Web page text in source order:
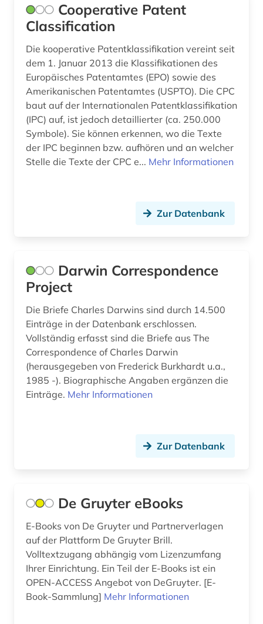
werkstoff (1)
wirtschaftswissenschaften (4)
wissenschaftliche einrichtung (1)
wissenschaftsentwicklung (1)
wissenschaftsgeschichte (3)
wissenschaftspublizistik (1)
zeitschriftenaufsatz (2)
zitatenanalyse (1)
ökologie (1)
önormen (1)
österreich (1)
österreichische normen (1)
Cooperative Patent
Classification
Die kooperative Patentklassifikation vereint seit
dem 1. Januar 2013 die Klassifikationen des
Europäisches Patentamtes (EPO) sowie des
Amerikanischen Patentamtes (USPTO). Die CPC
baut auf der Internationalen Patentklassifikation
(IPC) auf, ist jedoch detaillierter (ca. 250.000
Symbole). Sie können erkennen, wo die Texte
der IPC beginnen bzw. aufhören und an welcher
Stelle die Texte der CPC e... Mehr Informationen
Zur Datenbank
Darwin Correspondence
Project
Die Briefe Charles Darwins sind durch 14.500
Einträge in der Datenbank erschlossen.
Vollständig erfasst sind die Briefe aus The
Correspondence of Charles Darwin
(herausgegeben von Frederick Burkhardt u.a.,
1985 -). Biographische Angaben ergänzen die
Einträge. Mehr Informationen
Zur Datenbank
De Gruyter eBooks
E-Books von De Gruyter und Partnerverlagen
auf der Plattform De Gruyter Brill.
Volltextzugang abhängig vom Lizenzumfang
Ihrer Einrichtung. Ein Teil der E-Books ist ein
OPEN-ACCESS Angebot von DeGruyter. [E-
Book-Sammlung] Mehr Informationen